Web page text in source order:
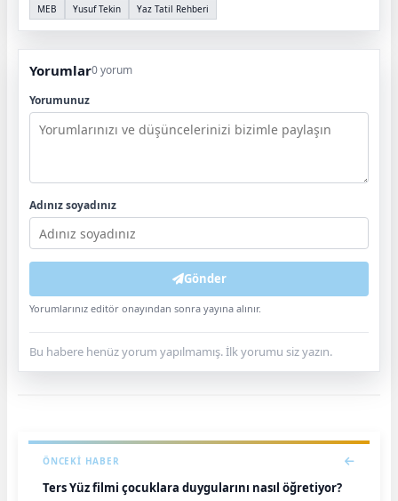
MEB Yusuf Tekin Yaz Tatil Rehberi
Yorumlar0 yorum
Yorumunuz
Adınız soyadınız
Gönder
Yorumlarınız editör onayından sonra yayına alınır.
Bu habere henüz yorum yapılmamış. İlk yorumu siz yazın.
ÖNCEKI HABER
Ters Yüz filmi çocuklara duygularını nasıl öğretiyor?